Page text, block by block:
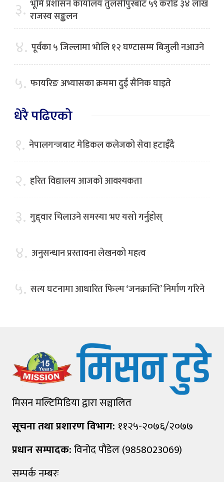
३. भूमि प्रशासन कार्यालय तुलसीपुरबाट ५९ करोड ३४ लाख
राजस्व सङ्कलन
४. पूर्वका ५ जिल्लामा भाेलि १२ घण्टासम्म बिजुली नआउने
५. फायरिङ अभ्यासका क्रममा दुई सैनिक घाइते
धेरै पढिएको
१. नेपालगन्जबाट मेडिकल कलेजको सेवा हटाइँदै
२. हरित विद्यालय आजको आवश्यकता
३. गुद्द्वार चिलाउने समस्या भए यसो गर्नुहोस्
४. अनुसन्धान प्रस्तावना लेखनको महत्व
५. सत्य घटनामा आधारित फिल्म ‘जनक्रान्ति’ निर्माण गरिने
मिसन मल्टिमिडिया द्वारा सञ्चालित
सूचना तथा प्रशारण विभाग: ११२५-२०७६/२०७७
प्रधान सम्पादक:विनोद पौडेल (9858023069)
सम्पर्क नम्बरः